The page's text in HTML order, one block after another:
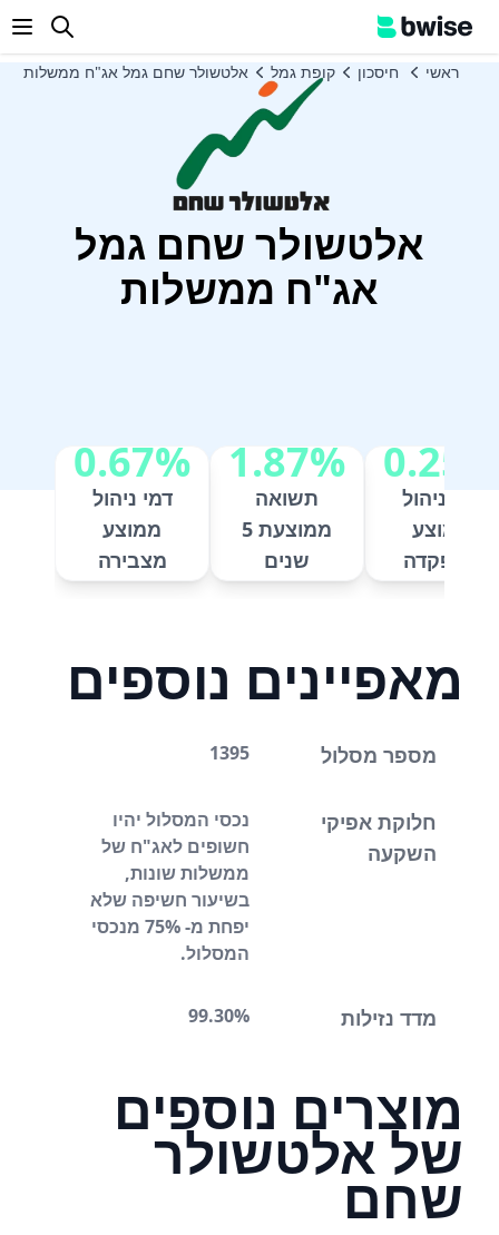
ראשי חיסכון קופת גמל אלטשולר שחם גמל אג"ח ממשלות
אלטשולר שחם גמל
אג"ח ממשלות
0.25%
דמי ניהול
ממוצע
מהפקדה
1.87%
תשואה
ממוצעת 5
שנים
0.67%
דמי ניהול
ממוצע
מצבירה
מאפיינים נוספים
מספר מסלול 1395
חלוקת אפיקי
השקעה
נכסי המסלול יהיו
חשופים לאג"ח של
ממשלות שונות,
בשיעור חשיפה שלא
יפחת מ- 75% מנכסי
המסלול.
מדד נזילות 99.30%
מוצרים נוספים
של אלטשולר
שחם